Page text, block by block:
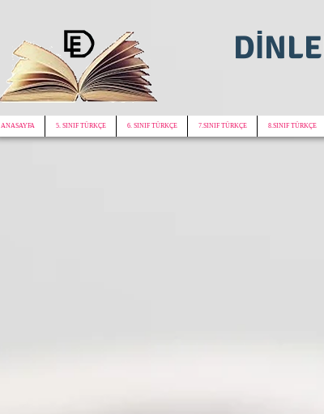
ANASAYFA 5. SINIF TÜRKÇE 6. SINIF TÜRKÇE 7.SINIF TÜRKÇE 8.SINIF TÜRKÇE